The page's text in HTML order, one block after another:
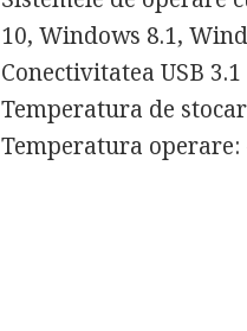
10, Windows 8.1,
Conectivitatea USB 3.1
Temperatura de
Temperatura operare: